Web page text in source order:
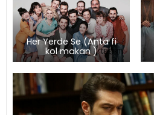
Her Yerde Se (Anta fi
kol makan )